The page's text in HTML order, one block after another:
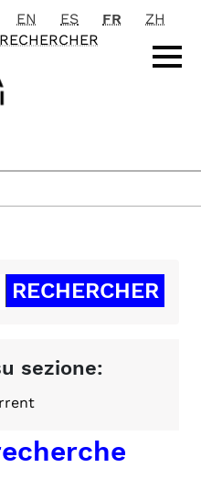
principale
EN ES FR
ZH
RECHERCHER
sezione: